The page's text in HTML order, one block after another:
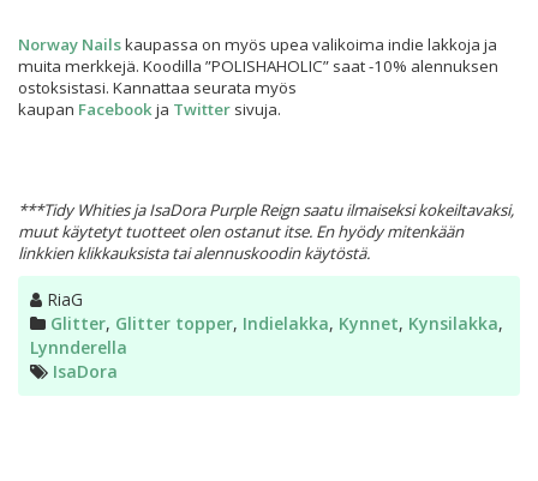
Norway Nailskaupassa on myös upea valikoima indie lakkoja ja
muita merkkejä. Koodilla ”POLISHAHOLIC” saat -10% alennuksen
ostoksistasi. Kannattaa seurata myös
kaupan Facebookja Twitter sivuja.
***Tidy Whities ja IsaDora Purple Reign saatu ilmaiseksi kokeiltavaksi,
muut käytetyt tuotteet olen ostanut itse. En hyödy mitenkään
linkkien klikkauksista tai alennuskoodin käytöstä.
Kirjoittaja
RiaG
Kategoriat
Glitter, Glitter topper, Indielakka, Kynnet, Kynsilakka,
Lynnderella
Avainsanat
IsaDora